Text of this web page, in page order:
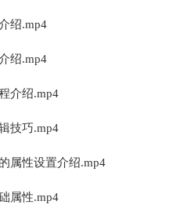
绍.mp4
绍.mp4
介绍.mp4
技巧.mp4
属性设置介绍.mp4
属性.mp4